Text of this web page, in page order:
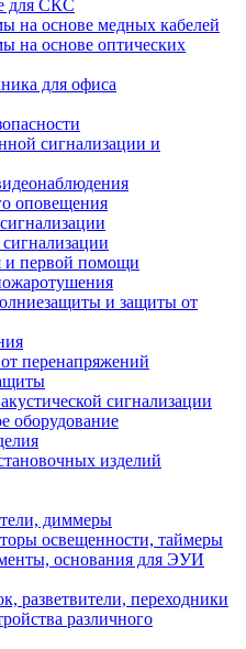
для СКС
на основе медных кабелей
на основе оптических
для офиса
сигнализации и
оповещения
и первой помощи
и защиты от
перенапряжений
сигнализации
оборудование
изделий
диммеры
освещенности, таймеры
основания для ЭУИ
разветвители, переходники
различного